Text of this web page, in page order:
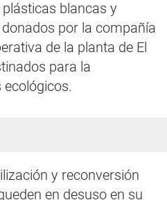
blancas y
por la compañía
de la planta de El
para la
y reconversión
en desuso en su